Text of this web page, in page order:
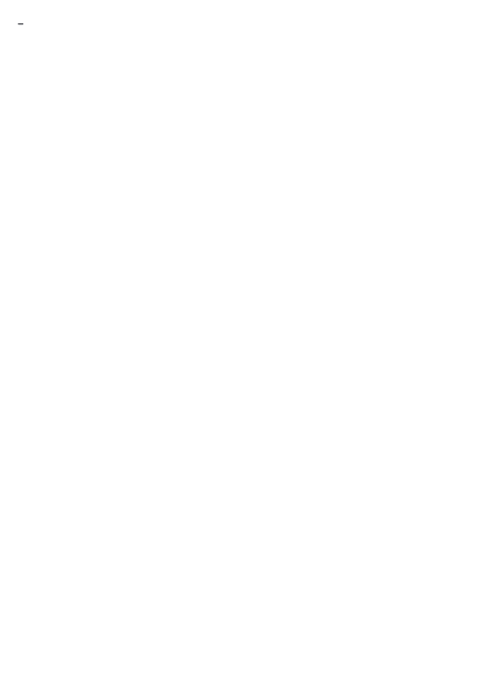
-